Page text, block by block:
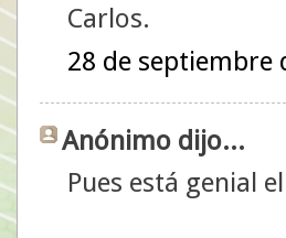
Carlos.
28 de septiembre
Anónimo dijo...
Pues está genial